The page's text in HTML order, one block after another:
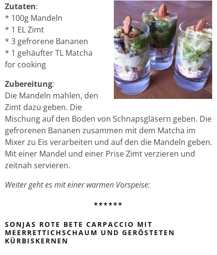
Zutaten:
* 100g Mandeln
* 1 EL Zimt
* 3 gefrorene Bananen
* 1 gehäufter TL Matcha
for cooking
Zubereitung:
Die Mandeln mahlen, den
Zimt dazu geben. Die
Mischung auf den Boden von Schnapsgläsern geben. Die
gefrorenen Bananen zusammen mit dem Matcha im
Mixer zu Eis verarbeiten und auf den die Mandeln geben.
Mit einer Mandel und einer Prise Zimt verzieren und
zeitnah servieren.
Weiter geht es mit einer warmen Vorspeise:
******
SONJAS ROTE BETE CARPACCIO MIT
MEERRETTICHSCHAUM UND GERÖSTETEN
KÜRBISKERNEN